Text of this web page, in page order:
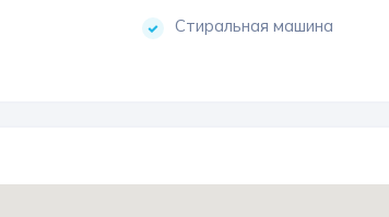
Стиральная машина